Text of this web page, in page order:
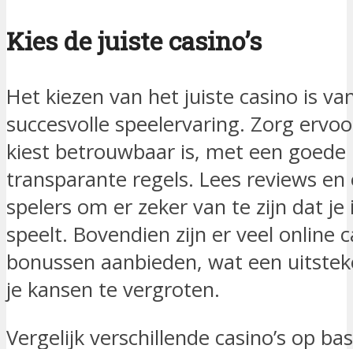
Kies de juiste casino’s
Het kiezen van het juiste casino is
succesvolle speelervaring. Zorg
kiest betrouwbaar is, met een
transparante regels. Lees reviews
spelers om er zeker van te zijn dat
speelt. Bovendien zijn er veel online
bonussen aanbieden, wat een
je kansen te vergroten.
Vergelijk verschillende casino’s op